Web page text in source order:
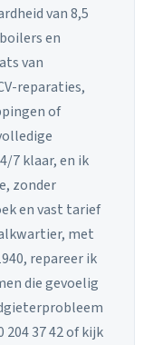
van 8,5
en
van
reparaties,
of
7 klaar, en ik
zonder
en vast tarief
met
repareer ik
die gevoelig
204 37 42 of kijk